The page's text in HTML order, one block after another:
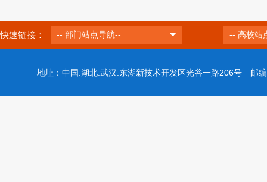
快速链接： -- 部门站点导航-- -- 高校站
地址：中国.湖北.武汉.东湖新技术开发区光谷一路206号